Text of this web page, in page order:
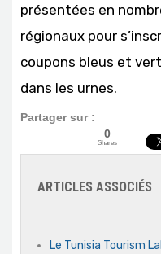
présentées en
régionaux pour
coupons bleus et
dans les urnes.
Partager sur :
0
Shares
ARTICLES ASSOCIÉS
Le Tunisia Tourism